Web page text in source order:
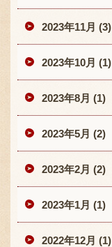
2023年11月 (3)
2023年10月 (1)
2023年8月 (1)
2023年5月 (2)
2023年2月 (2)
2023年1月 (1)
2022年12月 (1)